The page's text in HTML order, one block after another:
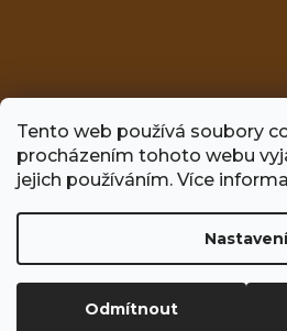
Tento web používá soubory
procházením tohoto webu
jejich používáním. Více
Nastavení
Odmítnout
FACEBOOK
Vytvořil
Copyright 2026Včelíno .